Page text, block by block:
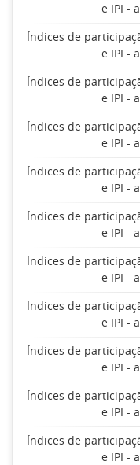
e IPI -
Índices de
e IPI -
Índices de
e IPI -
Índices de
e IPI -
Índices de
e IPI -
Índices de
e IPI -
Índices de
e IPI -
Índices de
e IPI -
Índices de
e IPI -
Índices de
e IPI -
Índices de
e IPI -